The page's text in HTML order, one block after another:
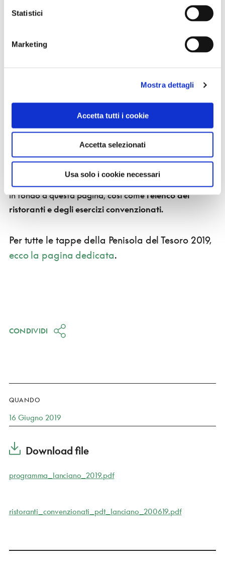
Statistici
Marketing
Mostra dettagli
Accetta tutti i cookie
Accetta selezionati
Usa solo i cookie necessari
#embedyt{ height: 188px; width: 320px;
Lanciano (Ch)si svolgerà
- Le visite sono aperte a tutti. È necessario prenotare
la partecipazione alla giornata e alle visite guidate
da martedì 4 giugno
ProntoTouring al
numero 02.8526266 (selezione 4).
in fondo a questa pagina, così comel'elenco dei
ristoranti e degli esercizi convenzionati.
Per tutte le tappe della Penisola del Tesoro 2019,
ecco la pagina dedicata.
CONDIVIDI
QUANDO
16 Giugno 2019
Download file
programma_lanciano_2019.pdf
ristoranti_convenzionati_pdt_lanciano_200619.pdf